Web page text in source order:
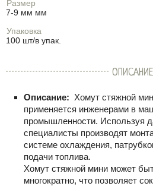
Размер
7-9 мм мм
Упаковка
100 шт/в упак.
ОПИСАНИЕ
Описание: Хомут стяжной
применяется инженерами в
промышленности. Используя
специалисты производят
системе охлаждения,
подачи топлива.
Хомут стяжной мини может
многократно, что позволяет